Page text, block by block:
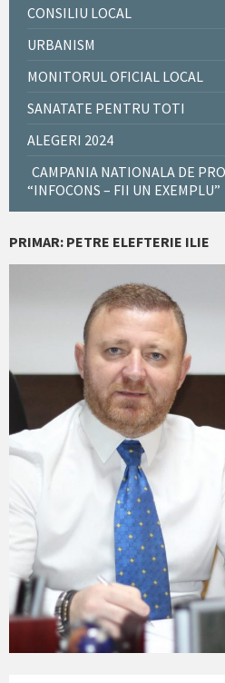
CONSILIU LOCAL
URBANISM
MONITORUL OFICIAL LOCAL
SANATATE PENTRU TOTI
ALEGERI 2024
CAMPANIA NATIONALA DE
“INFOCONS – FII UN EXEMPLU”
PRIMAR: PETRE ELEFTERIE ILIE